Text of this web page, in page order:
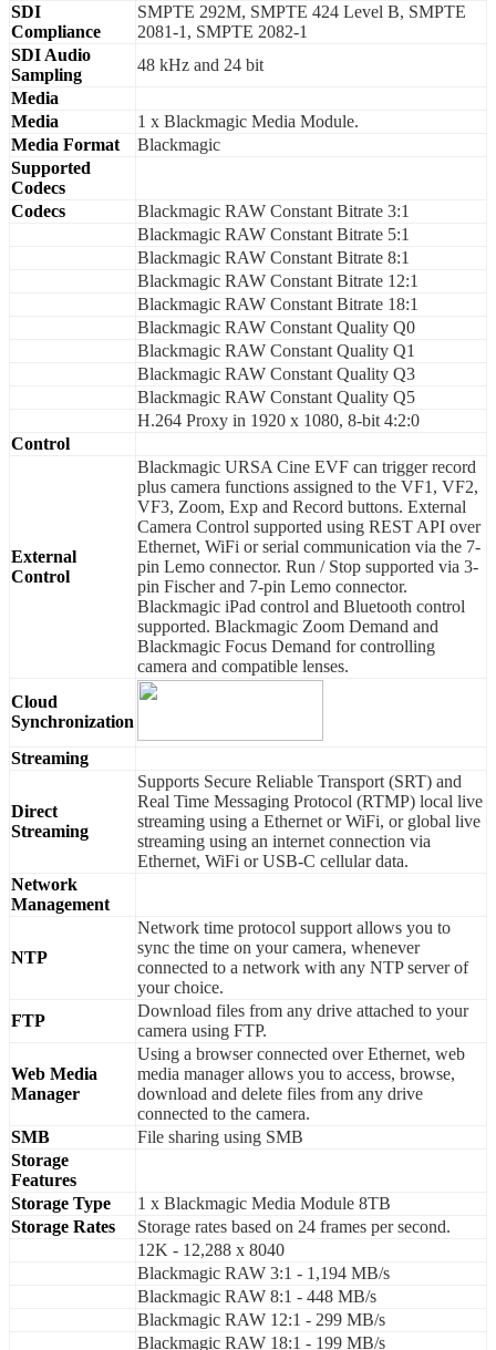
SDI
Compliance
SMPTE 292M, SMPTE 424 Level B, SMPTE
2081-1, SMPTE 2082-1
SDI Audio
Sampling
48 kHz and 24 bit
Media
Media
1 x Blackmagic Media Module.
Media Format
Blackmagic
Supported
Codecs
Codecs
Blackmagic RAW Constant Bitrate 3:1
Blackmagic RAW Constant Bitrate 5:1
Blackmagic RAW Constant Bitrate 8:1
Blackmagic RAW Constant Bitrate 12:1
Blackmagic RAW Constant Bitrate 18:1
Blackmagic RAW Constant Quality Q0
Blackmagic RAW Constant Quality Q1
Blackmagic RAW Constant Quality Q3
Blackmagic RAW Constant Quality Q5
H.264 Proxy in 1920 x 1080, 8-bit 4:2:0
Control
External
Control
Blackmagic URSA Cine EVF can trigger record
plus camera functions assigned to the VF1, VF2,
VF3, Zoom, Exp and Record buttons. External
Camera Control supported using REST API over
Ethernet, WiFi or serial communication via the 7-
pin Lemo connector. Run / Stop supported via 3-
pin Fischer and 7-pin Lemo connector.
Blackmagic iPad control and Bluetooth control
supported. Blackmagic Zoom Demand and
Blackmagic Focus Demand for controlling
camera and compatible lenses.
Cloud
Synchronization
Streaming
Direct
Streaming
Supports Secure Reliable Transport (SRT) and
Real Time Messaging Protocol (RTMP) local live
streaming using a Ethernet or WiFi, or global live
streaming using an internet connection via
Ethernet, WiFi or USB‑C cellular data.
Network
Management
NTP
Network time protocol support allows you to
sync the time on your camera, whenever
connected to a network with any NTP server of
your choice.
FTP
Download files from any drive attached to your
camera using FTP.
Web Media
Manager
Using a browser connected over Ethernet, web
media manager allows you to access, browse,
download and delete files from any drive
connected to the camera.
SMB
File sharing using SMB
Storage
Features
Storage Type
1 x Blackmagic Media Module 8TB
Storage Rates
Storage rates based on 24 frames per second.
12K - 12,288 x 8040
Blackmagic RAW 3:1 - 1,194 MB/s
Blackmagic RAW 8:1 - 448 MB/s
Blackmagic RAW 12:1 - 299 MB/s
Blackmagic RAW 18:1 - 199 MB/s